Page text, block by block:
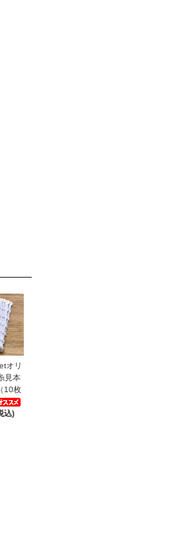
オリ
見本
10枚
込)